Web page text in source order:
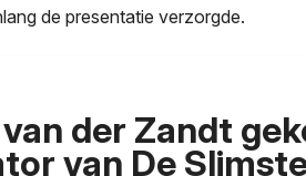
de presentatie verzorgde.
der Zandt
van De